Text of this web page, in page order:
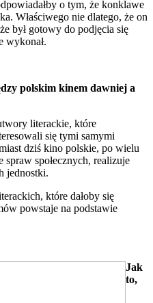
o tym, że konklawe
Właściwego nie dlatego, że on
był gotowy do podjęcia się
wykonał.
polskim kinem dawniej a
literackie, które
się tymi samymi
dziś kino polskie, po wielu
spraw społecznych, realizuje
jednostki.
które dałoby się
powstaje na podstawie
Jak
to,